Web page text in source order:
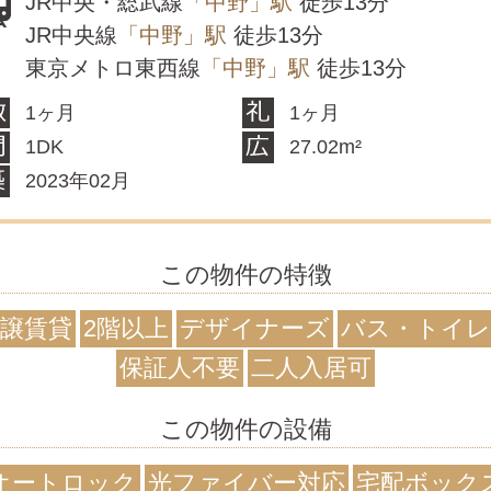
JR中央線 「中野」駅 徒歩13分
東京メトロ東西線 「中野」駅 徒歩13分
1ヶ月
1ヶ月
1DK
27.02m²
2023年02月
この物件の特徴
賃貸 2階以上 デザイナーズ バス・トイ
保証人不要 二人入居可
この物件の設備
ートロック
光ファイバー対応 宅配ボック